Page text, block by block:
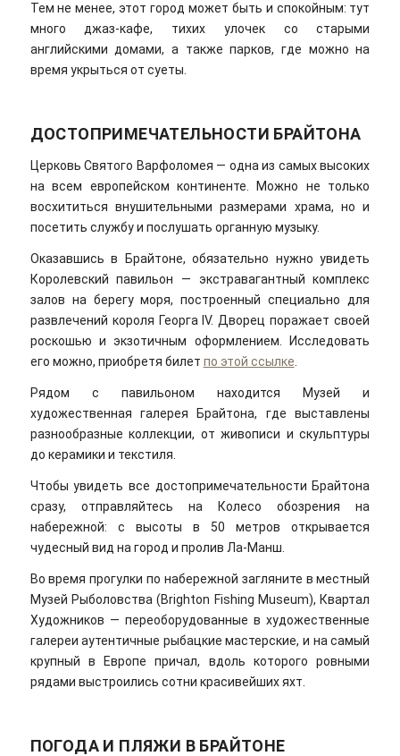
Тем не менее, этот город может быть и спокойным: тут
много джаз-кафе, тихих улочек со старыми
английскими домами, а также парков, где можно на
время укрыться от суеты.
ДОСТОПРИМЕЧАТЕЛЬНОСТИ БРАЙТОНА
Церковь Святого Варфоломея — одна из самых высоких
на всем европейском континенте. Можно не только
восхититься внушительными размерами храма, но и
посетить службу и послушать органную музыку.
Оказавшись в Брайтоне, обязательно нужно увидеть
Королевский павильон — экстравагантный комплекс
залов на берегу моря, построенный специально для
развлечений короля Георга IV. Дворец поражает своей
роскошью и экзотичным оформлением. Исследовать
его можно, приобретя билет по этой ссылке
Рядом с павильоном находится Музей и
художественная галерея Брайтона, где выставлены
разнообразные коллекции, от живописи и скульптуры
до керамики и текстиля.
Чтобы увидеть все достопримечательности Брайтона
сразу, отправляйтесь на Колесо обозрения на
набережной: с высоты в 50 метров открывается
чудесный вид на город и пролив Ла-Манш.
Во время прогулки по набережной загляните в местный
Музей Рыболовства (Brighton Fishing Museum), Квартал
Художников — переоборудованные в художественные
галереи аутентичные рыбацкие мастерские, и на самый
крупный в Европе причал, вдоль которого ровными
рядами выстроились сотни красивейших яхт.
ПОГОДА И ПЛЯЖИ В БРАЙТОНЕ